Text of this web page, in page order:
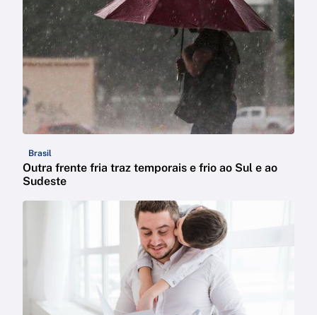
Brasil
Outra frente fria traz temporais e frio ao Sul e ao
Sudeste